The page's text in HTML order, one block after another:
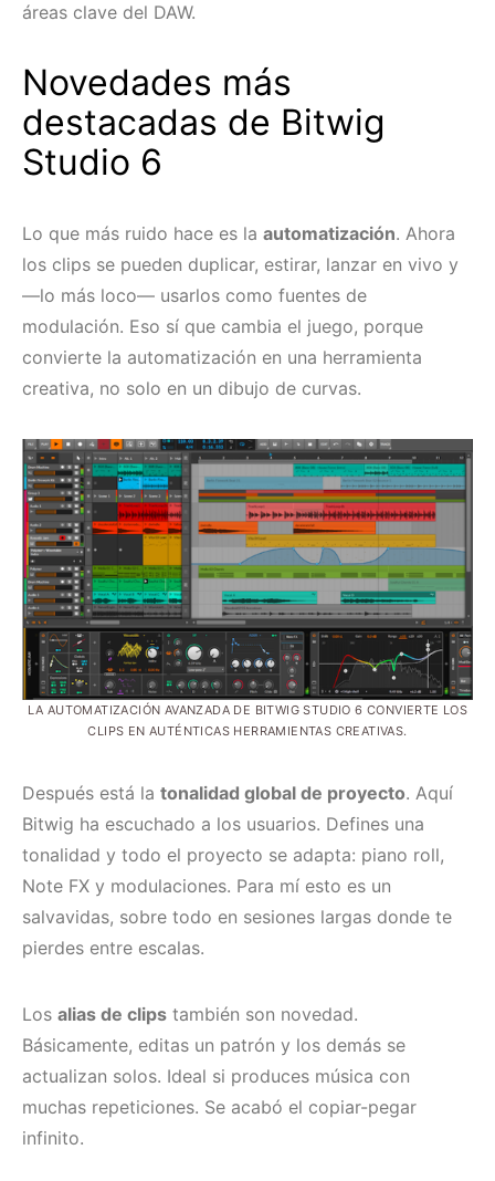
áreas clave del DAW.
Novedades más
destacadas de Bitwig
Studio 6
Lo que más ruido hace es la automatización. Ahora
los clips se pueden duplicar, estirar, lanzar en vivo y
—lo más loco— usarlos como fuentes de
modulación. Eso sí que cambia el juego, porque
convierte la automatización en una herramienta
creativa, no solo en un dibujo de curvas.
LA AUTOMATIZACIÓN AVANZADA DE BITWIG STUDIO 6 CONVIERTE LOS
CLIPS EN AUTÉNTICAS HERRAMIENTAS CREATIVAS.
Después está la tonalidad global de proyecto. Aquí
Bitwig ha escuchado a los usuarios. Defines una
tonalidad y todo el proyecto se adapta: piano roll,
Note FX y modulaciones. Para mí esto es un
salvavidas, sobre todo en sesiones largas donde te
pierdes entre escalas.
Los alias de clips también son novedad.
Básicamente, editas un patrón y los demás se
actualizan solos. Ideal si produces música con
muchas repeticiones. Se acabó el copiar-pegar
infinito.